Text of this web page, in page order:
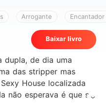
Arrogante Encantador
Baixar livro
dupla, de dia uma
das stripper mas
House localizada
não esperava é que seu